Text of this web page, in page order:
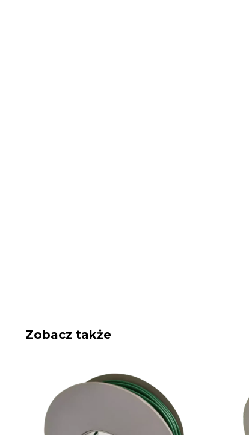
Zobacz także